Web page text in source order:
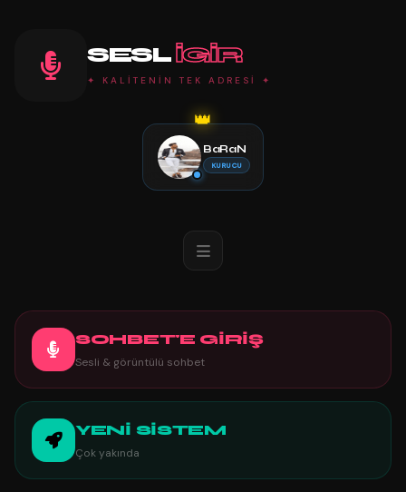
SESL IGIR
✦ KALİTENİN TEK ADRESİ ✦
👑
BaRaN
KURUCU
SOHBET'E GİRİŞ
Sesli & görüntülü sohbet
YENİ SİSTEM
Çok yakında